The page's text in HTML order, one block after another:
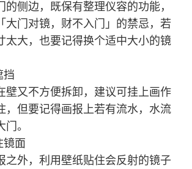
的侧边，既保有整理仪容的功能，
大门对镜，财不入门」的禁忌，若
太大，也要记得换个适中大小的镜
挡
壁又不方便拆卸，建议可挂上画作
，但要记得画报上若有流水，水流
。
镜面
之外，利用壁纸贴住会反射的镜子